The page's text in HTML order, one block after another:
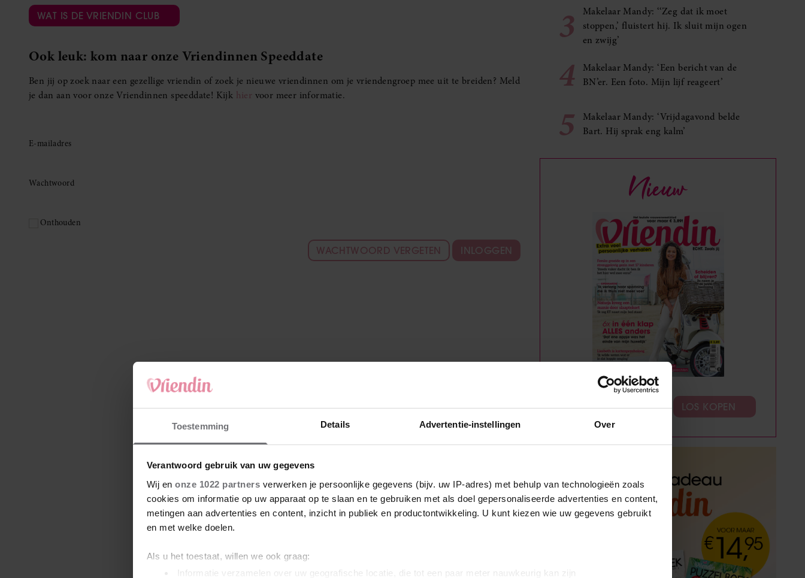
Toestemming Details Advertentie-instellingen Over
Verantwoord gebruik van uw gegevens
Wij en onze 1022 partners verwerken je persoonlijke gegevens (bijv. uw IP-adres) met behulp van technologieën zoals
cookies om informatie op uw apparaat op te slaan en te gebruiken met als doel gepersonaliseerde advertenties en content,
metingen aan advertenties en content, inzicht in publiek en productontwikkeling. U kunt kiezen wie uw gegevens gebruikt
en met welke doelen.
Als u het toestaat, willen we ook graag:
Informatie verzamelen over uw geografische locatie, die tot een paar meter nauwkeurig kan zijn
WAT IS DE VRIENDIN CLUB
Ook leuk: kom naar onze Vriendinnen Speeddate
Ben jij op zoek naar een gezellige vriendin of zoek je nieuwe vriendinnen om je vriendengroep mee uit te breiden? Meld
je dan aan voor onze Vriendinnen speeddate! Kijk hier voor meer informatie.
E-mailadres
Wachtwoord
Onthouden
WACHTWOORD VERGETEN INLOGGEN
3
Makelaar Mandy: ‘‘Zeg dat ik moet
stoppen,’ fluistert hij. Ik sluit mijn ogen
en zwijg’
4
Makelaar Mandy: ‘Een bericht van de
BN’er. Een foto. Mijn lijf reageert’
5
Makelaar Mandy: ‘Vrijdagavond belde
Bart. Hij sprak eng kalm’
Nieuw
ABONNEREN LOS KOPEN